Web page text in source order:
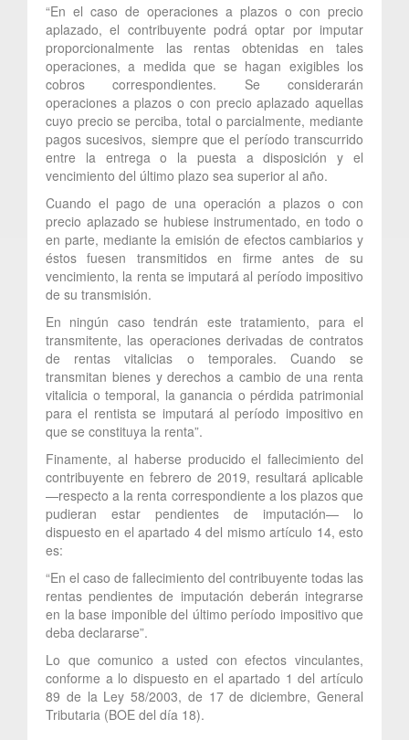
“En el caso de operaciones a plazos o con precio
aplazado, el contribuyente podrá optar por imputar
proporcionalmente las rentas obtenidas en tales
operaciones, a medida que se hagan exigibles los
cobros correspondientes. Se considerarán
operaciones a plazos o con precio aplazado aquellas
cuyo precio se perciba, total o parcialmente, mediante
pagos sucesivos, siempre que el período transcurrido
entre la entrega o la puesta a disposición y el
vencimiento del último plazo sea superior al año.
Cuando el pago de una operación a plazos o con
precio aplazado se hubiese instrumentado, en todo o
en parte, mediante la emisión de efectos cambiarios y
éstos fuesen transmitidos en firme antes de su
vencimiento, la renta se imputará al período impositivo
de su transmisión.
En ningún caso tendrán este tratamiento, para el
transmitente, las operaciones derivadas de contratos
de rentas vitalicias o temporales. Cuando se
transmitan bienes y derechos a cambio de una renta
vitalicia o temporal, la ganancia o pérdida patrimonial
para el rentista se imputará al período impositivo en
que se constituya la renta”.
Finamente, al haberse producido el fallecimiento del
contribuyente en febrero de 2019, resultará aplicable
—respecto a la renta correspondiente a los plazos que
pudieran estar pendientes de imputación— lo
dispuesto en el apartado 4 del mismo artículo 14, esto
es:
“En el caso de fallecimiento del contribuyente todas las
rentas pendientes de imputación deberán integrarse
en la base imponible del último período impositivo que
deba declararse”.
Lo que comunico a usted con efectos vinculantes,
conforme a lo dispuesto en el apartado 1 del artículo
89 de la Ley 58/2003, de 17 de diciembre, General
Tributaria (BOE del día 18).